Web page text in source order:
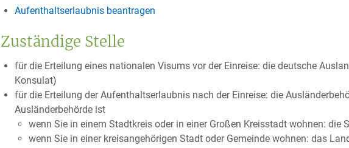
Aufenthaltserlaubnis beantragen
Zuständige Stelle
für die Erteilung eines nationalen Visums vor der Einreise: die deutsche
Konsulat)
für die Erteilung der Aufenthaltserlaubnis nach der Einreise: die
Ausländerbehörde ist
wenn Sie in einem Stadtkreis oder in einer Großen Kreisstadt wohnen: die
wenn Sie in einer kreisangehörigen Stadt oder Gemeinde wohnen: das